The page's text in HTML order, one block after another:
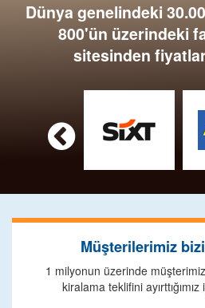
Dünya genelindeki
800'ün üzerindeki
sitesinden

Müşterilerimiz
1 milyonun üzerinde
kiralama teklifini